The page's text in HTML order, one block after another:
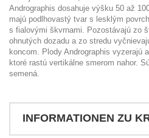
Andrographis dosahuje výšku 50 až
majú podlhovastý tvar s lesklým
s fialovými škvrnami. Pozostávajú zo
ohnutých dozadu a zo stredu
koncom. Plody Andrographis vyzerajú
ktoré rastú vertikálne smerom nahor.
semená.
INFORMATIONEN ZU